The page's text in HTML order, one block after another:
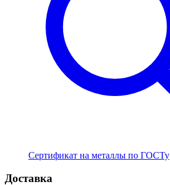
Сертификат на металлы по ГОСТу
Доставка